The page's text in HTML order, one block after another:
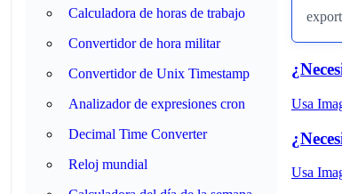
Calculadora de horas de trabajo
Convertidor de hora militar
Convertidor de Unix Timestamp
Analizador de expresiones cron
Decimal Time Converter
Reloj mundial
Usa
Usa